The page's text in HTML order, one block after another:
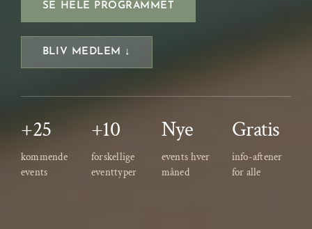
SE HELE PROGRAMMET
BLIV MEDLEM ↓
+25
kommende
events
+10
forskellige
eventtyper
Nye
events hver
måned
Gratis
info-aftener
for alle